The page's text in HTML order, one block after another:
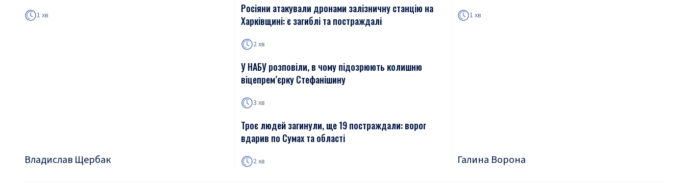
1 хв
Владислав Щербак
Росіяни атакували дронами залізничну станцію на
Харківщині: є загиблі та постраждалі
2 хв
У НАБУ розповіли, в чому підозрюють колишню
віцепрем’єрку Стефанішину
3 хв
Троє людей загинули, ще 19 постраждали: ворог
вдарив по Сумах та області
2 хв
1 хв
Галина Ворона